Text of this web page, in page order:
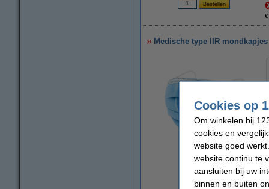
Medische type IIR
vergroten
Cookies op
Om winkelen bij
cookies en
website goed
website continu te
aansluiten bij uw
binnen en buiten